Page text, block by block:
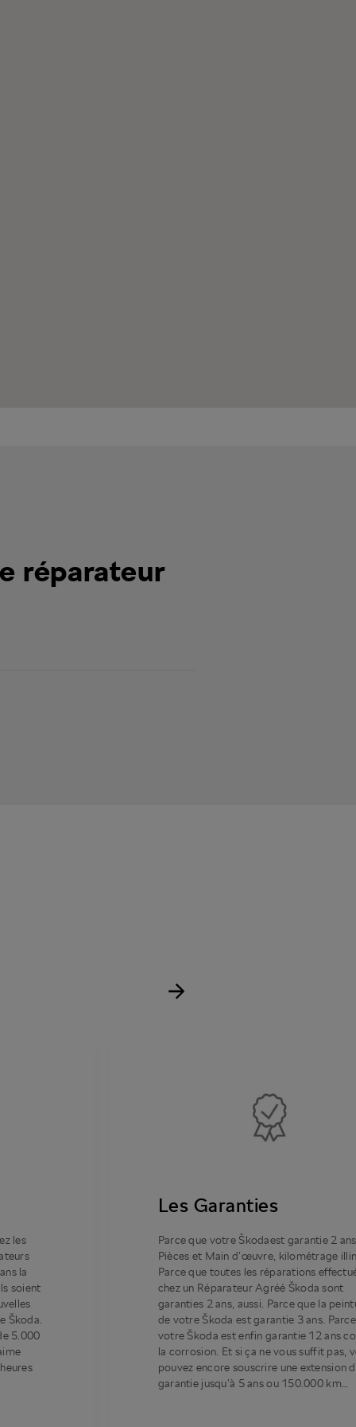
réparateur
les
la
soient
Škoda.
5.000
Les Garanties
Parce que votre Škodaest garantie 2 ans
Pièces et Main d’œuvre, kilométrage
Parce que toutes les réparations
chez un Réparateur Agréé Škoda sont
garanties 2 ans, aussi. Parce que la
de votre Škoda est garantie 3 ans.
votre Škoda est enfin garantie 12 ans
la corrosion. Et si ça ne vous suffit pas,
pouvez encore souscrire une extension
garantie jusqu’à 5 ans ou 150.000 km…